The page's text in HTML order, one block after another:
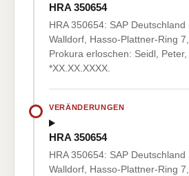
HRA 350654
HRA 350654: SAP Deutschland
Walldorf, Hasso-Plattner-Ring
Prokura erloschen: Seidl, Peter,
*XX.XX.XXXX.
VERÄNDERUNGEN
HRA 350654
HRA 350654: SAP Deutschland
Walldorf, Hasso-Plattner-Ring